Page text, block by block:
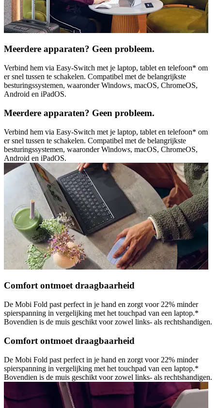
Meerdere apparaten? Geen probleem.
Verbind hem via Easy-Switch met je laptop, tablet en telefoon* om
er snel tussen te schakelen. Compatibel met de belangrijkste
besturingssystemen, waaronder Windows, macOS, ChromeOS,
Android en iPadOS.
Meerdere apparaten? Geen probleem.
Verbind hem via Easy-Switch met je laptop, tablet en telefoon* om
er snel tussen te schakelen. Compatibel met de belangrijkste
besturingssystemen, waaronder Windows, macOS, ChromeOS,
Android en iPadOS.
Comfort ontmoet draagbaarheid
De Mobi Fold past perfect in je hand en zorgt voor 22% minder
spierspanning in vergelijking met het touchpad van een laptop.*
Bovendien is de muis geschikt voor zowel links- als rechtshandigen.
Comfort ontmoet draagbaarheid
De Mobi Fold past perfect in je hand en zorgt voor 22% minder
spierspanning in vergelijking met het touchpad van een laptop.*
Bovendien is de muis geschikt voor zowel links- als rechtshandigen.